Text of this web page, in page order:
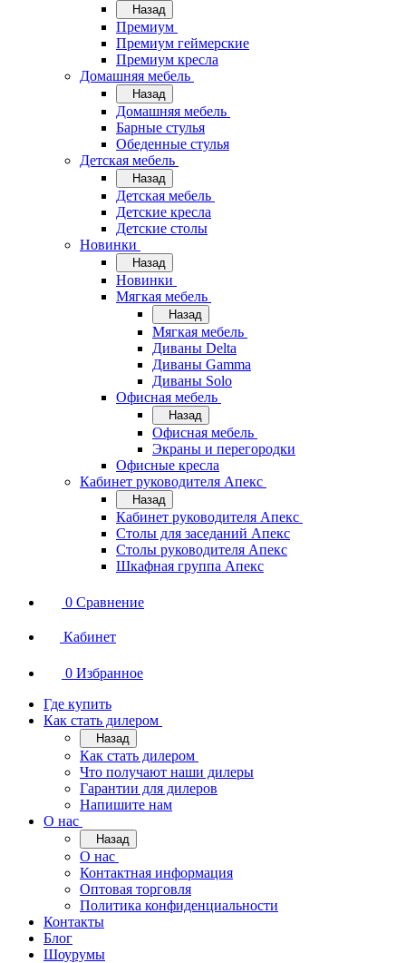
Назад
Премиум
Премиум геймерские
Премиум кресла
Домашняя мебель
Назад
Домашняя мебель
Барные стулья
Обеденные стулья
Детская мебель
Назад
Детская мебель
Детские кресла
Детские столы
Новинки
Назад
Новинки
Мягкая мебель
Назад
Мягкая мебель
Диваны Delta
Диваны Gamma
Диваны Solo
Офисная мебель
Назад
Офисная мебель
Экраны и перегородки
Офисные кресла
Кабинет руководителя Апекс
Назад
Кабинет руководителя Апекс
Столы для заседаний Апекс
Столы руководителя Апекс
Шкафная группа Апекс
0 Сравнение
Кабинет
0 Избранное
Где купить
Как стать дилером
Назад
Как стать дилером
Что получают наши дилеры
Гарантии для дилеров
Напишите нам
О нас
Назад
О нас
Контактная информация
Оптовая торговля
Политика конфиденциальности
Контакты
Блог
Шоурумы